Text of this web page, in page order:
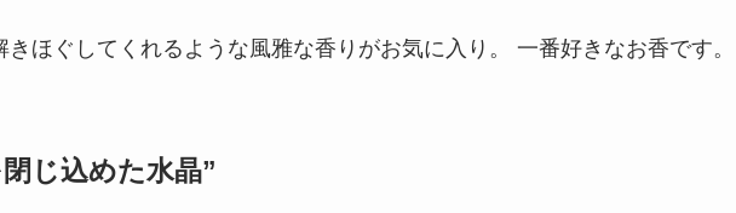
ほぐしてくれるような風雅な香りがお気に入り。 一番好きなお香です。
じ込めた水晶”